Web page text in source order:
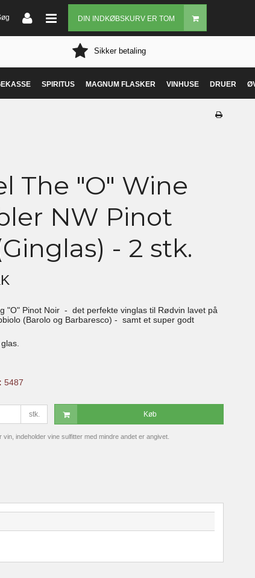
DIN INDKØBSKURV ER TOM
Sikker betaling
SPIRITUS MAGNUM FLASKER VINHUSE DRUER
The "O" Wine
NW Pinot
- 2 stk.
"O" Pinot Noir - det perfekte vinglas til Rødvin lavet på
(Barolo og Barbaresco) - samt et super godt
5487
stk. Køb
indeholder vine sulfitter med mindre andet er angivet.